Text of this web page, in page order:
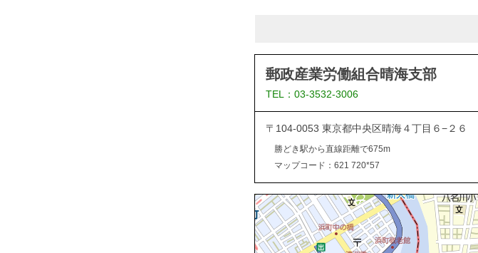
郵政産業労働組合晴海支部
TEL：03-3532-3006
〒104-0053 東京都中央区晴海４丁目６−２６
勝どき駅から直線距離で675m
マップコード：621 720*57